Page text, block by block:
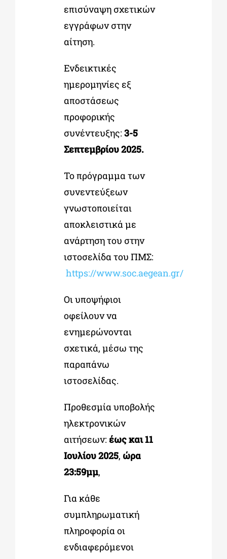
επισύναψη σχετικών
εγγράφων στην
αίτηση.
Ενδεικτικές
ημερομηνίες εξ
αποστάσεως
προφορικής
συνέντευξης: 3-5
Σεπτεμβρίου 2025.
Το πρόγραμμα των
συνεντεύξεων
γνωστοποιείται
αποκλειστικά με
ανάρτηση του στην
ιστοσελίδα του ΠΜΣ:
https://www.soc.aegean.gr/
Οι υποψήφιοι
οφείλουν να
ενημερώνονται
σχετικά, μέσω της
παραπάνω
ιστοσελίδας.
Προθεσμία υποβολής
ηλεκτρονικών
αιτήσεων: έως και11
Ιουλίου 2025, ώρα
23:59μμ,
Για κάθε
συμπληρωματική
πληροφορία οι
ενδιαφερόμενοι